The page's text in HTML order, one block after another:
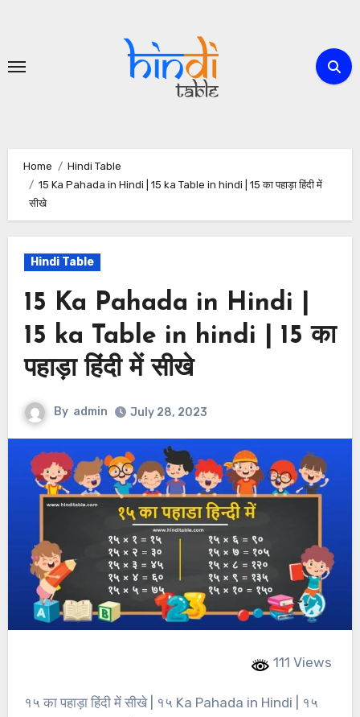
Home
Hindi Table
15 Ka Pahada in Hindi | 15 ka Table in hindi | 15 का पहाड़ा हिंदी में
सीखे
Hindi Table
15 Ka Pahada in Hindi |
15 ka Table in hindi | 15 का
पहाड़ा हिंदी में सीखे
By admin July 28, 2023
111 Views
१५ का पहाड़ा हिंदी में सीखे | १५ Ka Pahada in Hindi | १५